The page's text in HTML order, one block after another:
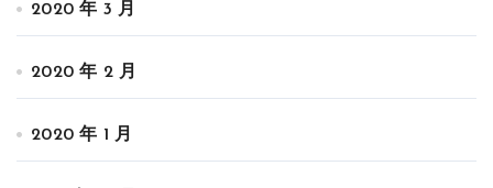
2020 年 3 月
2020 年 2 月
2020 年 1 月